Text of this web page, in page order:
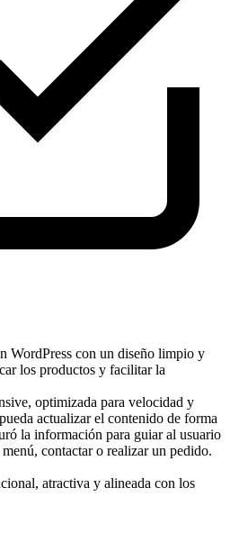
WordPress con un diseño limpio y
los productos y facilitar la
optimizada para velocidad y
actualizar el contenido de forma
la información para guiar al usuario
contactar o realizar un pedido.
atractiva y alineada con los